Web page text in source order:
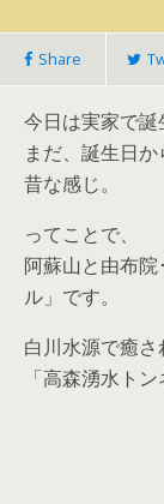
Share
今日は実家で誕
まだ、誕生日
昔な感じ。
ってことで、
阿蘇山と由布
ル」です。
白川水源で癒さ
「高森湧水ト